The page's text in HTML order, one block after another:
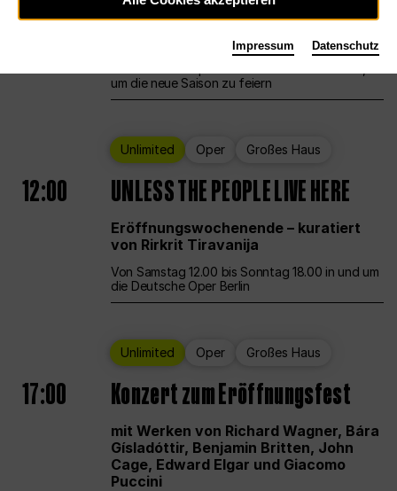
12:00 Eröffnungswochenende
um die neue Saison zu feiern
Unlimited Oper Großes Haus
12:00 UNLESS THE PEOPLE LIVE HERE
Eröffnungswochenende – kuratiert
von Rirkrit Tiravanija
Von Samstag 12.00 bis Sonntag 18.00 in und um
die Deutsche Oper Berlin
Unlimited Oper Großes Haus
17:00 Konzert zum Eröffnungsfest
mit Werken von Richard Wagner, Bára
Gísladóttir, Benjamin Britten, John
Cage, Edward Elgar und Giacomo
Puccini
Impressum Datenschutz